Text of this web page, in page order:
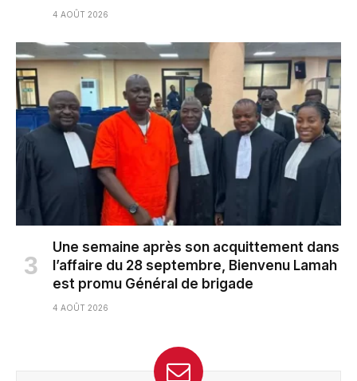
4 AOÛT 2026
Une semaine après son acquittement dans
l’affaire du 28 septembre, Bienvenu Lamah
est promu Général de brigade
4 AOÛT 2026